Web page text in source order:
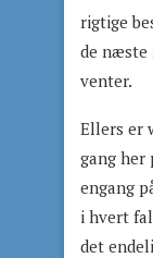
rigtige
de næste
venter.
Ellers er
gang her
engang
i hvert
det